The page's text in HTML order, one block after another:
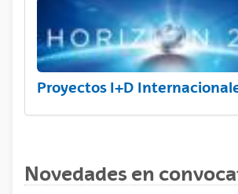
Proyectos I+D
Novedades en